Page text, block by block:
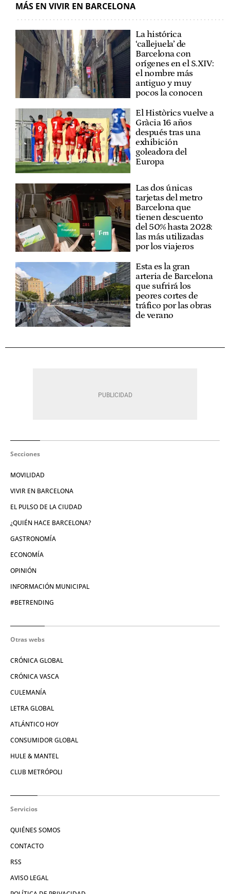
MÁS EN VIVIR EN BARCELONA
La histórica
‘callejuela’ de
Barcelona con
orígenes en el S.XIV:
el nombre más
antiguo y muy
pocos la conocen
El Històrics vuelve a
Gràcia 16 años
después tras una
exhibición
goleadora del
Europa
Las dos únicas
tarjetas del metro
Barcelona que
tienen descuento
del 50% hasta 2028:
las más utilizadas
por los viajeros
Esta es la gran
arteria de Barcelona
que sufrirá los
peores cortes de
tráfico por las obras
de verano
Secciones
MOVILIDAD
VIVIR EN BARCELONA
EL PULSO DE LA CIUDAD
¿QUIÉN HACE BARCELONA?
GASTRONOMÍA
ECONOMÍA
OPINIÓN
INFORMACIÓN MUNICIPAL
#BETRENDING
Otras webs
CRÓNICA GLOBAL
CRÓNICA VASCA
CULEMANÍA
LETRA GLOBAL
ATLÁNTICO HOY
CONSUMIDOR GLOBAL
HULE & MANTEL
CLUB METRÓPOLI
Servicios
QUIÉNES SOMOS
CONTACTO
RSS
AVISO LEGAL